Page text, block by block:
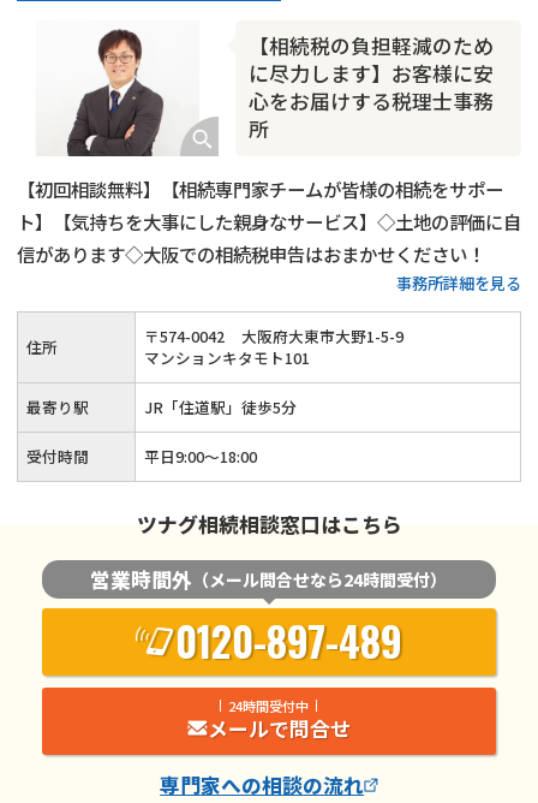
【相続税の負担軽減のため
に尽力します】お客様に安
心をお届けする税理士事務
所
【初回相談無料】【相続専門家チームが皆様の相続をサポー
ト】【気持ちを大事にした親身なサービス】◇土地の評価に自
信があります◇大阪での相続税申告はおまかせください！
事務所詳細を見る
住所 〒574-0042
大阪府大東市大野1-5-9
マンションキタモト101
最寄り駅 JR「住道駅」徒歩5分
受付時間 平日9:00～18:00
ツナグ相続相談窓口はこちら
営業時間外 （メール問合せなら24時間受付）
0120-897-489
24時間受付中
メールで問合せ
専門家への相談の流れ